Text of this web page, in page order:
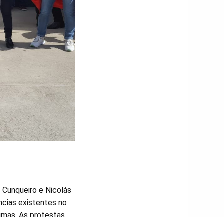
e Nicolás
existentes no